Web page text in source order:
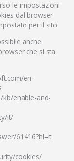
le impostazioni
dal browser
per il sito.
anche
che si sta
en-
kb/enable-and-
it/
61416?hl=it
cookies/